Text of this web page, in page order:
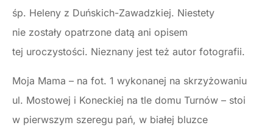
śp. Heleny z Duńskich-Zawadzkiej. Niestety
nie zostały opatrzone datą ani opisem
tej uroczystości. Nieznany jest też autor fotografii.
Moja Mama – na fot. 1 wykonanej na skrzyżowaniu
ul. Mostowej i Koneckiej na tle domu Turnów – stoi
w pierwszym szeregu pań, w białej bluzce